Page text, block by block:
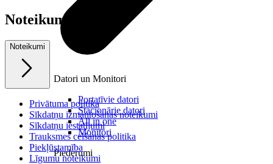
Datori un Monitori
Portatīvie datori
Stacionārie datori
All in one
Monitori
Piederumi
Noteikumi
Noteikumi
Privātuma politika
Sīkdatņu izmantošanas noteikumi
Sīkdatņu iestatījumi
Trauksmes celšanas politika
Piekļūstamība
Līgumu noteikumi